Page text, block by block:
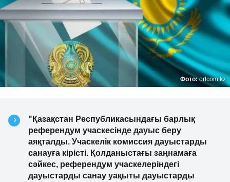
Фото:ortcom.kz
"Қазақстан Республикасындағы барлық
референдум учаскесінде дауыс беру
аяқталды. Учаскелік комиссия дауыстарды
санауға кірісті. Қолданыстағы заңнамаға
сәйкес, референдум учаскелеріндегі
дауыстарды санау уақыты дауыстарды